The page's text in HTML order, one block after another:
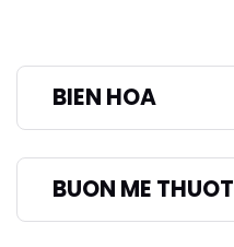
BIEN HOA
BUON ME THUOT